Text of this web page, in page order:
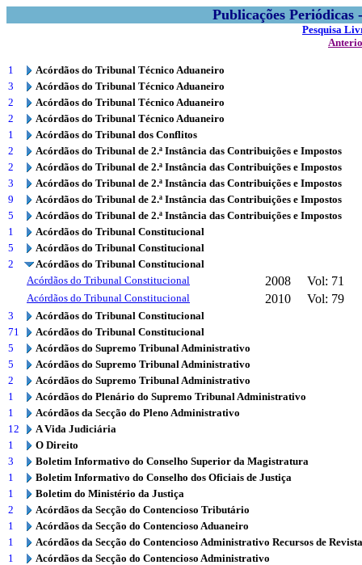
Publicações
Pesquisa
1
Acórdãos do Tribunal Técnico Aduaneiro
3
Acórdãos do Tribunal Técnico Aduaneiro
2
Acórdãos do Tribunal Técnico Aduaneiro
2
Acórdãos do Tribunal Técnico Aduaneiro
1
Acórdãos do Tribunal dos Conflitos
2
Acórdãos do Tribunal de 2.ª Instância das Contribuições e Impostos
2
Acórdãos do Tribunal de 2.ª Instância das Contribuições e Impostos
3
Acórdãos do Tribunal de 2.ª Instância das Contribuições e Impostos
9
Acórdãos do Tribunal de 2.ª Instância das Contribuições e Impostos
5
Acórdãos do Tribunal de 2.ª Instância das Contribuições e Impostos
1
Acórdãos do Tribunal Constitucional
5
Acórdãos do Tribunal Constitucional
2
Acórdãos do Tribunal Constitucional
Acórdãos do Tribunal Constitucional
2008 Vol: 71
Acórdãos do Tribunal Constitucional 2010 Vol: 79
3
Acórdãos do Tribunal Constitucional
71
Acórdãos do Tribunal Constitucional
5
Acórdãos do Supremo Tribunal Administrativo
5
Acórdãos do Supremo Tribunal Administrativo
2
Acórdãos do Supremo Tribunal Administrativo
1
Acórdãos do Plenário do Supremo Tribunal Administrativo
1
Acórdãos da Secção do Pleno Administrativo
12
A Vida Judiciária
1
O Direito
3
Boletim Informativo do Conselho Superior da Magistratura
1
Boletim Informativo do Conselho dos Oficiais de Justiça
1
Boletim do Ministério da Justiça
2
Acórdãos da Secção do Contencioso Tributário
1
Acórdãos da Secção do Contencioso Aduaneiro
1
Acórdãos da Secção do Contencioso Administrativo Recursos de Revista
1
Acórdãos da Secção do Contencioso Administrativo